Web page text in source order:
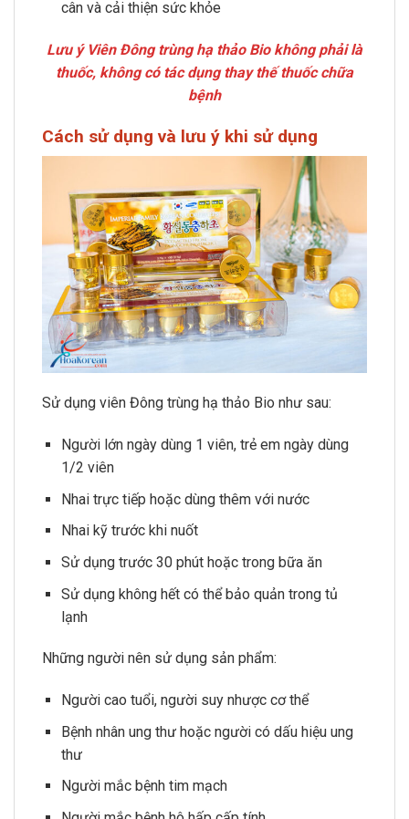
cân và cải thiện sức khỏe
Lưu ý Viên Đông trùng hạ thảo Bio không phải là
thuốc, không có tác dụng thay thế thuốc chữa
bệnh
Cách sử dụng và lưu ý khi sử dụng
Sử dụng viên Đông trùng hạ thảo Bio như sau:
Người lớn ngày dùng 1 viên, trẻ em ngày dùng
1/2 viên
Nhai trực tiếp hoặc dùng thêm với nước
Nhai kỹ trước khi nuốt
Sử dụng trước 30 phút hoặc trong bữa ăn
Sử dụng không hết có thể bảo quản trong tủ
lạnh
Những người nên sử dụng sản phẩm:
Người cao tuổi, người suy nhược cơ thể
Bệnh nhân ung thư hoặc người có dấu hiệu ung
thư
Người mắc bệnh tim mạch